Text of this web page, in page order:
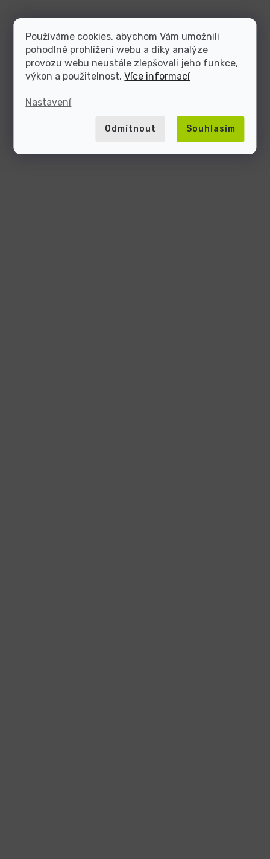
Používáme cookies, abychom Vám umožnili
pohodlné prohlížení webu a díky analýze
provozu webu neustále zlepšovali jeho funkce,
výkon a použitelnost.Více informací
Nastavení
Odmítnout Souhlasím